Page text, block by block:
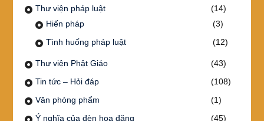
Thư viện pháp luật
(14)
Hiến pháp
(3)
Tình huống pháp luật
(12)
Thư viện Phật Giáo
(43)
Tin tức – Hỏi đáp
(108)
Văn phòng phẩm
(1)
Ý nghĩa của đèn hoa đăng
(45)